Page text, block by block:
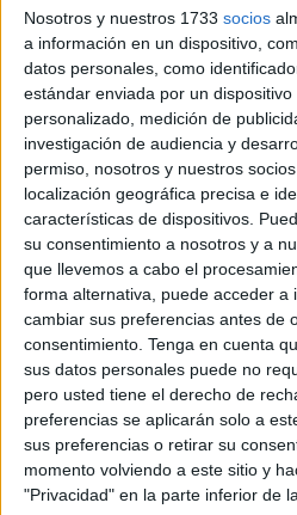
Nosotros y nuestros 1733 socios
a información en un dispositivo,
datos personales, como
estándar enviada por un
personalizado, medición de
investigación de audiencia y
permiso, nosotros y nuestros
localización geográfica precisa e
características de dispositivos.
su consentimiento a nosotros y a
que llevemos a cabo el
forma alternativa, puede acceder a
cambiar sus preferencias antes de
consentimiento. Tenga en cuenta
sus datos personales puede no
pero usted tiene el derecho de
preferencias se aplicarán solo a
sus preferencias o retirar su
momento volviendo a este sitio y
"Privacidad" en la parte inferior de
vaquero y camisa blanca. En
realizado gestiones que han
identificación, sino también el
evitar que fuera enterrado en
demanda expresa de los
Una labor
No siempre se consigue. De
dos jóvenes eran enterrados
saberse su identidad. Los
aguas de Santa Catalina y se
relación con la llegada de una
instó a los ocupantes a
Este viernes, trabajadores de la
procedían al embarque para la